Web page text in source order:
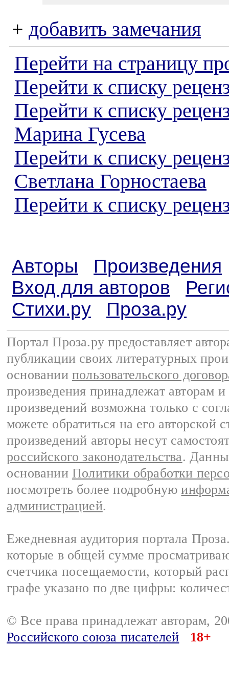
+ добавить замечания
Перейти на страницу
Перейти к списку
Перейти к списку
Марина Гусева
Перейти к списку
Светлана Горностаева
Перейти к списку
Авторы
Произведения
Вход для авторов
Стихи.ру
Проза.ру
Портал Проза.ру предоставляет
публикации своих литературных
основании пользовательского
произведения принадлежат авторам
произведений возможна только с
можете обратиться на его авторской
произведений авторы несут
российского законодательства.
основании Политики обработки
посмотреть более подробную
администрацией.
Ежедневная аудитория портала
которые в общей сумме
счетчика посещаемости, который
графе указано по две цифры:
© Все права принадлежат авторам,
Российского союза писателей
18+